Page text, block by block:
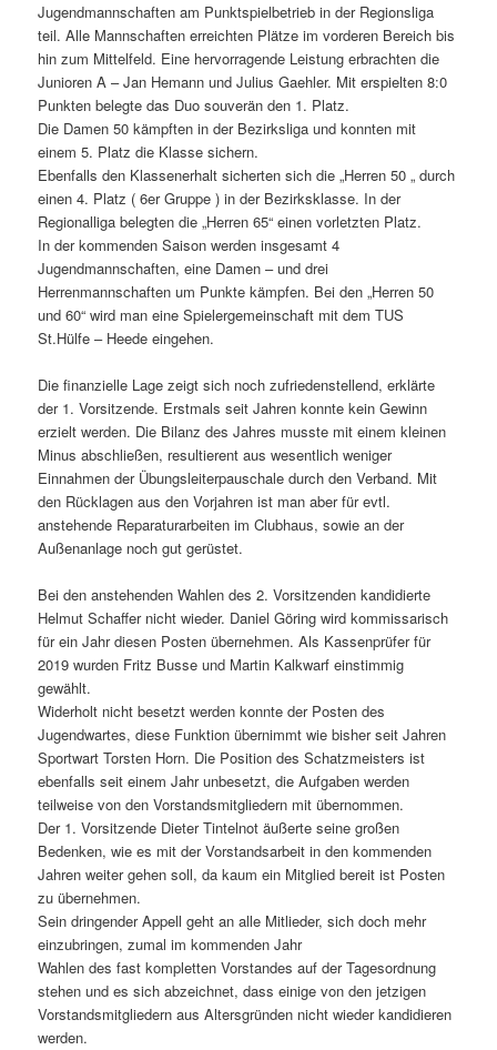
Jugendmannschaften am Punktspielbetrieb in der Regionsliga
teil. Alle Mannschaften erreichten Plätze im vorderen Bereich bis
hin zum Mittelfeld. Eine hervorragende Leistung erbrachten die
Junioren A – Jan Hemann und Julius Gaehler. Mit erspielten 8:0
Punkten belegte das Duo souverän den 1. Platz.
Die Damen 50 kämpften in der Bezirksliga und konnten mit
einem 5. Platz die Klasse sichern.
Ebenfalls den Klassenerhalt sicherten sich die „Herren 50 „ durch
einen 4. Platz ( 6er Gruppe ) in der Bezirksklasse. In der
Regionalliga belegten die „Herren 65“ einen vorletzten Platz.
In der kommenden Saison werden insgesamt 4
Jugendmannschaften, eine Damen – und drei
Herrenmannschaften um Punkte kämpfen. Bei den „Herren 50
und 60“ wird man eine Spielergemeinschaft mit dem TUS
St.Hülfe – Heede eingehen.
Die finanzielle Lage zeigt sich noch zufriedenstellend, erklärte
der 1. Vorsitzende. Erstmals seit Jahren konnte kein Gewinn
erzielt werden. Die Bilanz des Jahres musste mit einem kleinen
Minus abschließen, resultierent aus wesentlich weniger
Einnahmen der Übungsleiterpauschale durch den Verband. Mit
den Rücklagen aus den Vorjahren ist man aber für evtl.
anstehende Reparaturarbeiten im Clubhaus, sowie an der
Außenanlage noch gut gerüstet.
Bei den anstehenden Wahlen des 2. Vorsitzenden kandidierte
Helmut Schaffer nicht wieder. Daniel Göring wird kommissarisch
für ein Jahr diesen Posten übernehmen. Als Kassenprüfer für
2019 wurden Fritz Busse und Martin Kalkwarf einstimmig
gewählt.
Widerholt nicht besetzt werden konnte der Posten des
Jugendwartes, diese Funktion übernimmt wie bisher seit Jahren
Sportwart Torsten Horn. Die Position des Schatzmeisters ist
ebenfalls seit einem Jahr unbesetzt, die Aufgaben werden
teilweise von den Vorstandsmitgliedern mit übernommen.
Der 1. Vorsitzende Dieter Tintelnot äußerte seine großen
Bedenken, wie es mit der Vorstandsarbeit in den kommenden
Jahren weiter gehen soll, da kaum ein Mitglied bereit ist Posten
zu übernehmen.
Sein dringender Appell geht an alle Mitlieder, sich doch mehr
einzubringen, zumal im kommenden Jahr
Wahlen des fast kompletten Vorstandes auf der Tagesordnung
stehen und es sich abzeichnet, dass einige von den jetzigen
Vorstandsmitgliedern aus Altersgründen nicht wieder kandidieren
werden.